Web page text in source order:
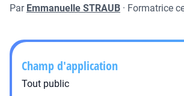
Par Emmanuelle STRAUB · Formatrice
Champ d'application
Tout public